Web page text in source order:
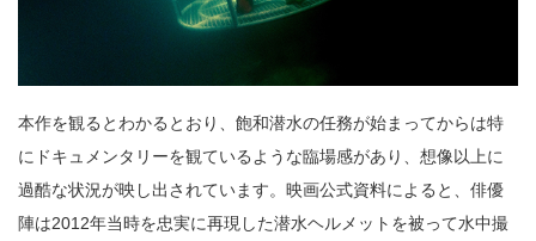
本作を観るとわかるとおり、飽和潜水の任務が始まってからは特
にドキュメンタリーを観ているような臨場感があり、想像以上に
過酷な状況が映し出されています。映画公式資料によると、俳優
陣は2012年当時を忠実に再現した潜水ヘルメットを被って水中撮